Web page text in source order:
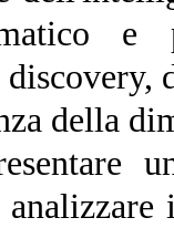
e
della